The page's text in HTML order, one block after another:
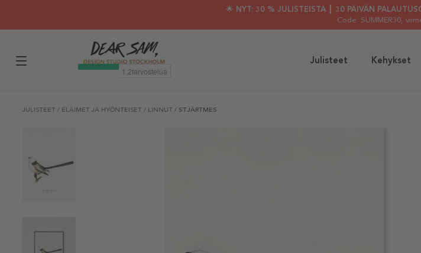
🌟 NYT: 30 % JULISTEISTA ┃ 30 PÄIVÄN
Code: SUMMER30,
Julisteet Kehykset
JULISTEET / ELÄIMET JA HYÖNTEISET / LINNUT / STJÄRTMES